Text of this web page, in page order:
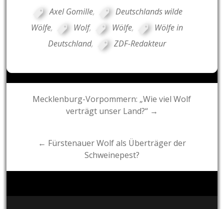
Axel Gomille,
Deutschlands wilde
Wölfe, Wolf, Wölfe,
Wölfe in
Deutschland, ZDF-Redakteur
Post
navigation
Mecklenburg-Vorpommern: „Wie viel Wolf
verträgt unser Land?“ →
← Fürstenauer Wolf als Überträger der
Schweinepest?